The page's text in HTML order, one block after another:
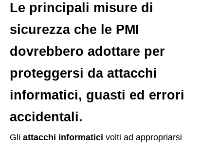
Le principali misure di
sicurezza che le PMI
dovrebbero adottare per
proteggersi da attacchi
informatici, guasti ed errori
accidentali.
G li attacchi informatici volti ad appropriarsi